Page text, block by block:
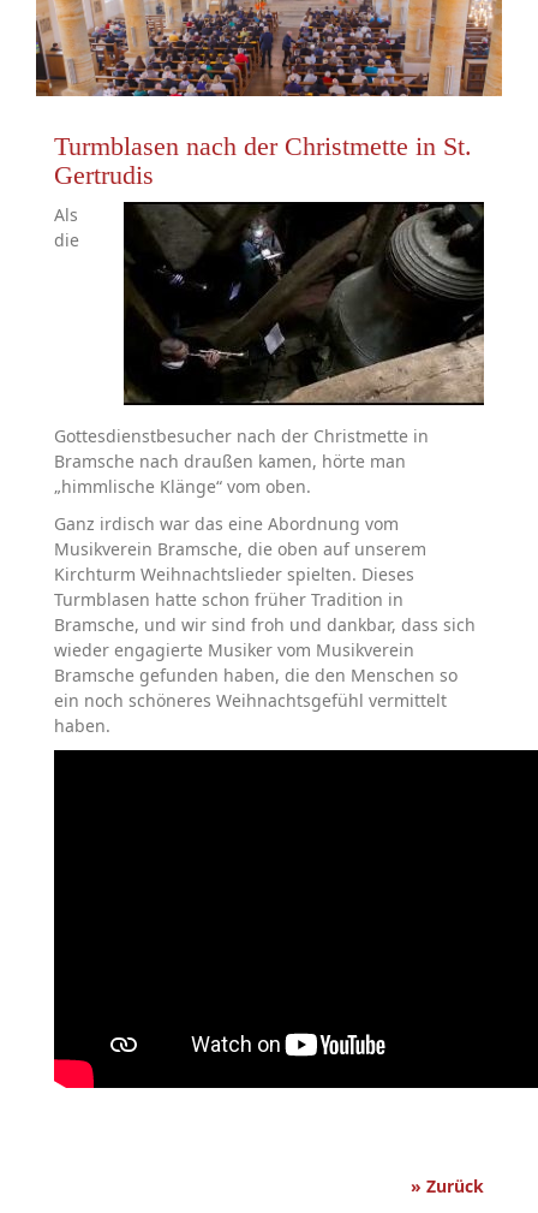
Turmblasen nach der Christmette in St.
Gertrudis
Als
die
Gottesdienstbesucher nach der Christmette in
Bramsche nach draußen kamen, hörte man
„himmlische Klänge“ vom oben.
Ganz irdisch war das eine Abordnung vom
Musikverein Bramsche, die oben auf unserem
Kirchturm Weihnachtslieder spielten. Dieses
Turmblasen hatte schon früher Tradition in
Bramsche, und wir sind froh und dankbar, dass sich
wieder engagierte Musiker vom Musikverein
Bramsche gefunden haben, die den Menschen so
ein noch schöneres Weihnachtsgefühl vermittelt
haben.
» Zurück